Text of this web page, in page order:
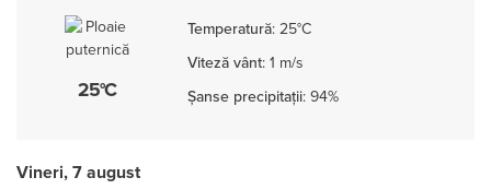
25°C
Temperatură:25°C
Viteză vânt:1 m/s
Șanse precipitații:94%
Vineri, 7 august